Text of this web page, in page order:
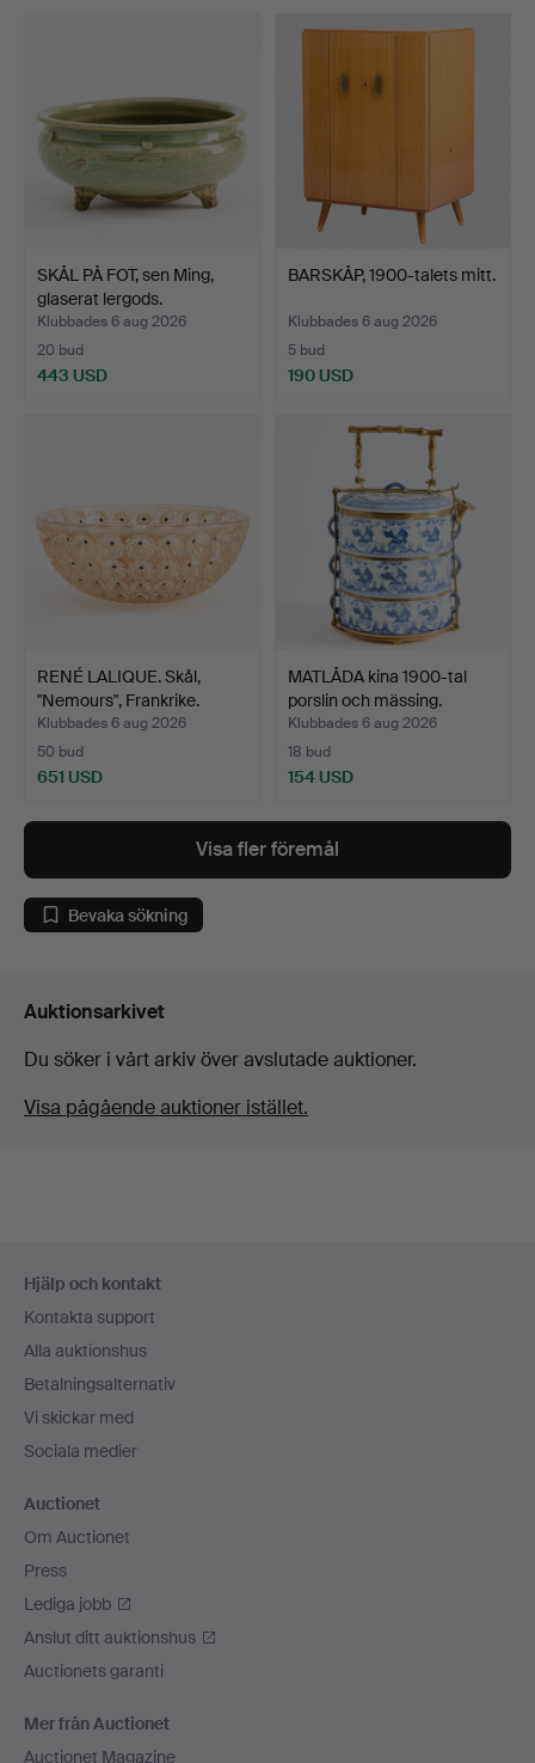
SKÅL PÅ FOT, sen Ming,
glaserat lergods.
Klubbades 6 aug 2026
20 bud
443 USD
BARSKÅP, 1900-talets mitt.
Klubbades 6 aug 2026
5 bud
190 USD
RENÉ LALIQUE. Skål,
"Nemours", Frankrike.
Klubbades 6 aug 2026
50 bud
651 USD
MATLÅDA kina 1900-tal
porslin och mässing.
Klubbades 6 aug 2026
18 bud
154 USD
Visa fler föremål
Bevaka sökning
Auktionsarkivet
Du söker i vårt arkiv över avslutade auktioner.
Visa pågående auktioner istället.
Hjälp och kontakt
Kontakta support
Alla auktionshus
Betalningsalternativ
Vi skickar med
Sociala medier
Auctionet
Om Auctionet
Press
Lediga jobb
Anslut ditt auktionshus
Auctionets garanti
Mer från Auctionet
Auctionet Magazine